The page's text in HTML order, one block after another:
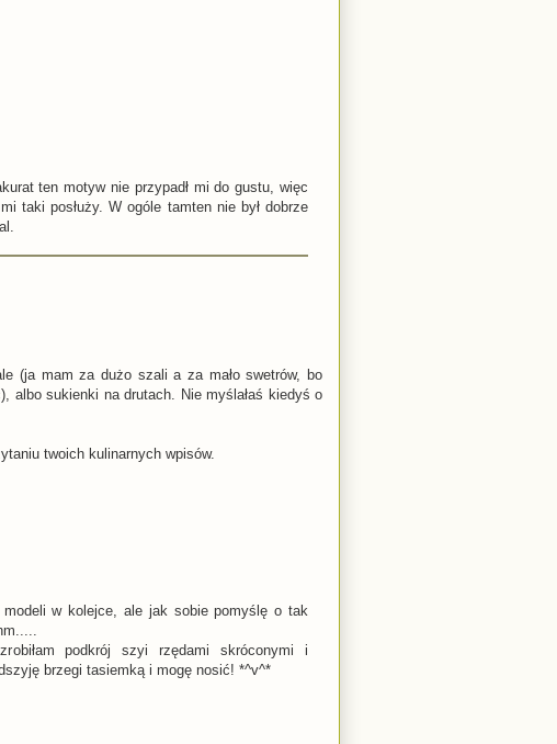
ten motyw nie przypadł mi do gustu, więc
taki posłuży. W ogóle tamten nie był dobrze
(ja mam za dużo szali a za mało swetrów, bo
albo sukienki na drutach. Nie myślałaś kiedyś o
twoich kulinarnych wpisów.
w kolejce, ale jak sobie pomyślę o tak
podkrój szyi rzędami skróconymi i
brzegi tasiemką i mogę nosić! *^v^*